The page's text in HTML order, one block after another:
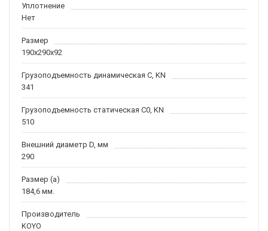
Уплотнение
Нет
Размер
190x290x92
Грузоподъемность динамическая C, KN
341
Грузоподъемность статическая C0, KN
510
Внешний диаметр D, мм
290
Размер (a)
184,6 мм.
Производитель
KOYO